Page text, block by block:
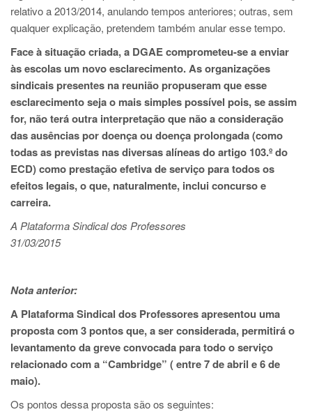
relativo a 2013/2014, anulando tempos anteriores; outras, sem
qualquer explicação, pretendem também anular esse tempo.
Face à situação criada, a DGAE comprometeu-se a enviar
às escolas um novo esclarecimento. As organizações
sindicais presentes na reunião propuseram que esse
esclarecimento seja o mais simples possível pois, se assim
for, não terá outra interpretação que não a consideração
das ausências por doença ou doença prolongada (como
todas as previstas nas diversas alíneas do artigo 103.º do
ECD) como prestação efetiva de serviço para todos os
efeitos legais, o que, naturalmente, inclui concurso e
carreira.
A Plataforma Sindical dos Professores
31/03/2015
Nota anterior:
A Plataforma Sindical dos Professores apresentou uma
proposta com 3 pontos que, a ser considerada, permitirá o
levantamento da greve convocada para todo o serviço
relacionado com a “Cambridge” ( entre 7 de abril e 6 de
maio).
Os pontos dessa proposta são os seguintes: